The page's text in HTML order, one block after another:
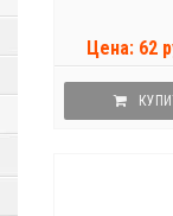
Цена: 62